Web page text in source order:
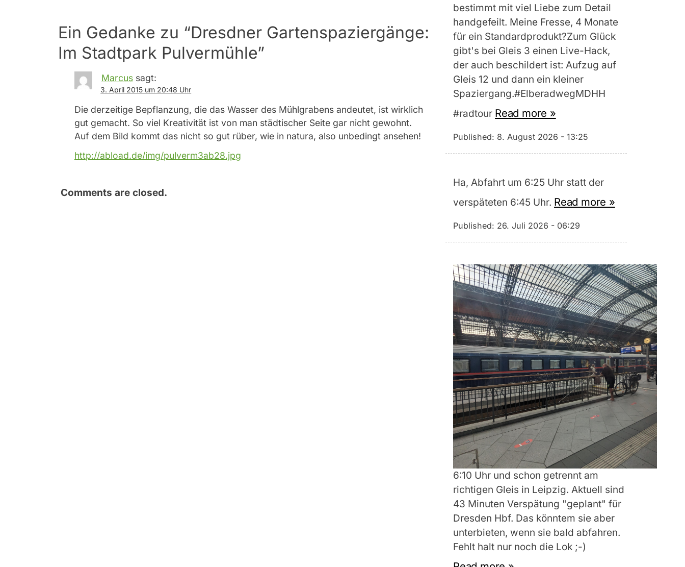
Ein Gedanke zu “Dresdner Gartenspaziergänge:
Im Stadtpark Pulvermühle”
Marcus sagt:
3. April 2015 um 20:48 Uhr
Die derzeitige Bepflanzung, die das Wasser des Mühlgrabens andeutet, ist wirklich
gut gemacht. So viel Kreativität ist von man städtischer Seite gar nicht gewohnt.
Auf dem Bild kommt das nicht so gut rüber, wie in natura, also unbedingt ansehen!
http://abload.de/img/pulverm3ab28.jpg
Comments are closed.
bestimmt mit viel Liebe zum Detail
handgefeilt. Meine Fresse, 4 Monate
für ein Standardprodukt?Zum Glück
gibt's bei Gleis 3 einen Live-Hack,
der auch beschildert ist: Aufzug auf
Gleis 12 und dann ein kleiner
Spaziergang.#ElberadwegMDHH
#radtour Read more »
Published: 8. August 2026 - 13:25
Ha, Abfahrt um 6:25 Uhr statt der
verspäteten 6:45 Uhr. Read more »
Published: 26. Juli 2026 - 06:29
6:10 Uhr und schon getrennt am
richtigen Gleis in Leipzig. Aktuell sind
43 Minuten Verspätung "geplant" für
Dresden Hbf. Das könntem sie aber
unterbieten, wenn sie bald abfahren.
Fehlt halt nur noch die Lok ;-)